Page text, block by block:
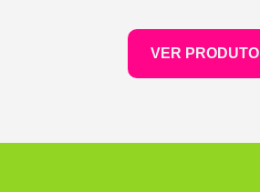
VER PRODUTO